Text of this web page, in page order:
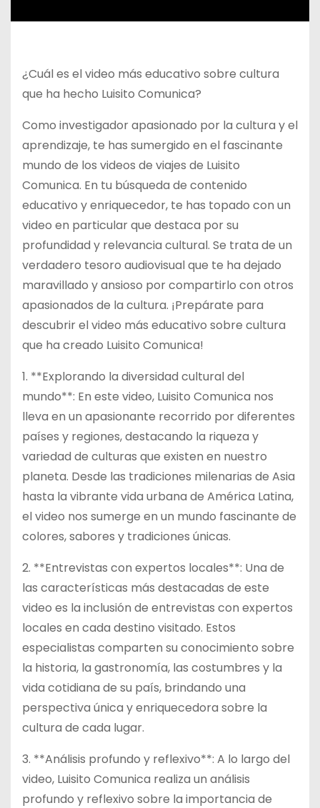
¿Cuál es el video más educativo sobre cultura
que ha hecho Luisito Comunica?
Como investigador apasionado por la cultura y el
aprendizaje, te has sumergido en el fascinante
mundo de los videos de viajes de Luisito
Comunica. En tu búsqueda de contenido
educativo y enriquecedor, te has topado con un
video en particular que destaca por su
profundidad y relevancia cultural. Se trata de un
verdadero tesoro audiovisual que te ha dejado
maravillado y ansioso por compartirlo con otros
apasionados de la cultura. ¡Prepárate para
descubrir el video más educativo sobre cultura
que ha creado Luisito Comunica!
1. **Explorando la diversidad cultural del
mundo**: En este video, Luisito Comunica nos
lleva en un apasionante recorrido por diferentes
países y regiones, destacando la riqueza y
variedad de culturas que existen en nuestro
planeta. Desde las tradiciones milenarias de Asia
hasta la vibrante vida urbana de América Latina,
el video nos sumerge en un mundo fascinante de
colores, sabores y tradiciones únicas.
2. **Entrevistas con expertos locales**: Una de
las características más destacadas de este
video es la inclusión de entrevistas con expertos
locales en cada destino visitado. Estos
especialistas comparten su conocimiento sobre
la historia, la gastronomía, las costumbres y la
vida cotidiana de su país, brindando una
perspectiva única y enriquecedora sobre la
cultura de cada lugar.
3. **Análisis profundo y reflexivo**: A lo largo del
video, Luisito Comunica realiza un análisis
profundo y reflexivo sobre la importancia de